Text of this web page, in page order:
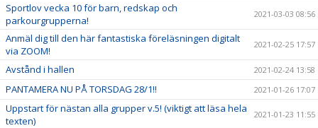
Sportlov vecka 10 för barn, redskap och
parkourgrupperna!
2021-03-03 08:56
Anmäl dig till den här fantastiska föreläsningen digitalt
via ZOOM!
2021-02-25 17:57
Avstånd i hallen 2021-02-24 13:58
PANTAMERA NU PÅ TORSDAG 28/1!! 2021-01-26 17:07
Uppstart för nästan alla grupper v.5! (viktigt att läsa hela
texten)
2021-01-23 11:55